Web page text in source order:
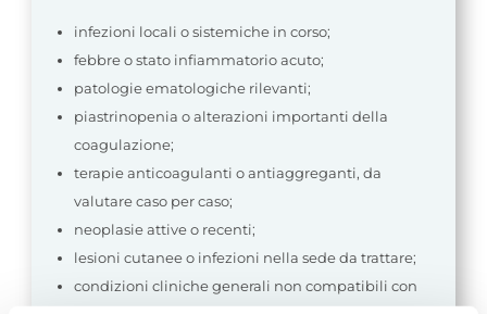
infezioni locali o sistemiche in corso;
febbre o stato infiammatorio acuto;
patologie ematologiche rilevanti;
piastrinopenia o alterazioni importanti della
coagulazione;
terapie anticoagulanti o antiaggreganti, da
valutare caso per caso;
neoplasie attive o recenti;
lesioni cutanee o infezioni nella sede da trattare;
condizioni cliniche generali non compatibili con